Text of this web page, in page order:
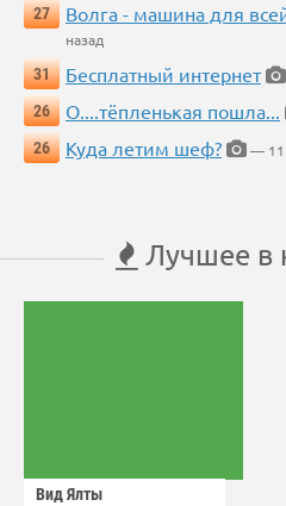
27
Волга - машина для
назад
31
Бесплатный интернет
26
О....тёпленькая пошла...
26
Куда летим шеф? — 11
Лучшее в
Вид Ялты